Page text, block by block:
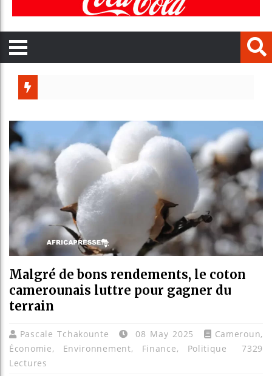
Bénin
Malgré de bons rendements, le coton
camerounais luttre pour gagner du
terrain
Pascale Tchakounte 08 May 2025 Cameroun,
Économie, Environnement, Finance, Politique
7329
Lectures